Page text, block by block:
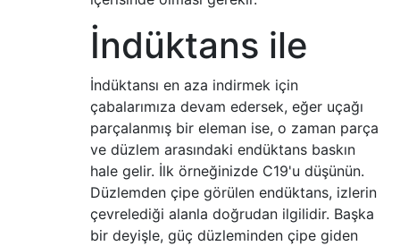
İndüktans ile
İndüktansı en aza indirmek için
çabalarımıza devam edersek, eğer uçağı
parçalanmış bir eleman ise, o zaman parça
ve düzlem arasındaki endüktans baskın
hale gelir. İlk örneğinizde C19'u düşünün.
Düzlemden çipe görülen endüktans, izlerin
çevrelediği alanla doğrudan ilgilidir. Başka
bir deyişle, güç düzleminden çipe giden